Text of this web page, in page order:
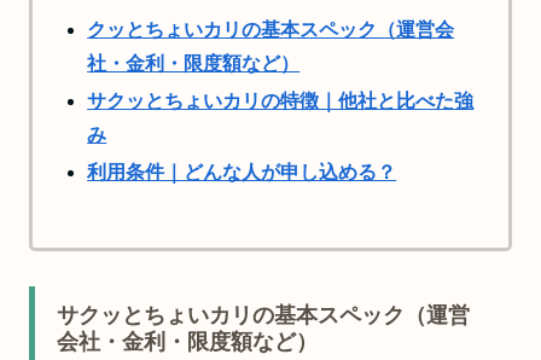
クッとちょいカリの基本スペック（運営会
社・金利・限度額など）
サクッとちょいカリの特徴｜他社と比べた強
み
利用条件｜どんな人が申し込める？
サクッとちょいカリの基本スペック（運営
会社・金利・限度額など）